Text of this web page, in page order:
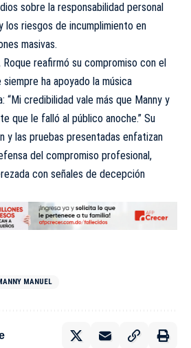
sobre la responsabilidad personal
los riesgos de incumplimiento en
masivas.
Roque reafirmó su compromiso con el
ha apoyado la música
“Mi credibilidad vale más que Manny y
que le falló al público anoche.” Su
y las pruebas presentadas enfatizan
del compromiso profesional,
con señales de decepción
MANUEL